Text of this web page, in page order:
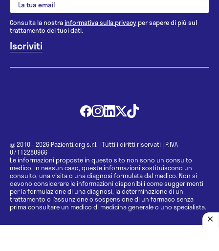
Consulta la nostrainformativa sulla privacy per sapere di più sul
trattamento dei tuoi dati.
@ 2010 - 2026 Pazienti.org s.r.l. | Tutti i diritti riservati | P.IVA
07112280966
Le informazioni proposte in questo sito non sono un consulto
medico. In nessun caso, queste informazioni sostituiscono un
consulto, una visita o una diagnosi formulata dal medico. Non si
devono considerare le informazioni disponibili come suggerimenti
per la formulazione di una diagnosi, la determinazione di un
trattamento o l’assunzione o sospensione di un farmaco senza
prima consultare un medico di medicina generale o uno specialista.